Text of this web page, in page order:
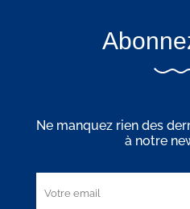
Ne manquez rien des
à notre